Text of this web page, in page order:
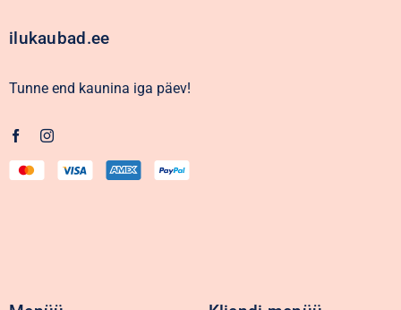
ilukaubad.ee
Tunne end kaunina iga päev!